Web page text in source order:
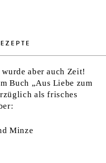
aber auch Zeit!
Buch „Aus Liebe zum
als frisches
Minze